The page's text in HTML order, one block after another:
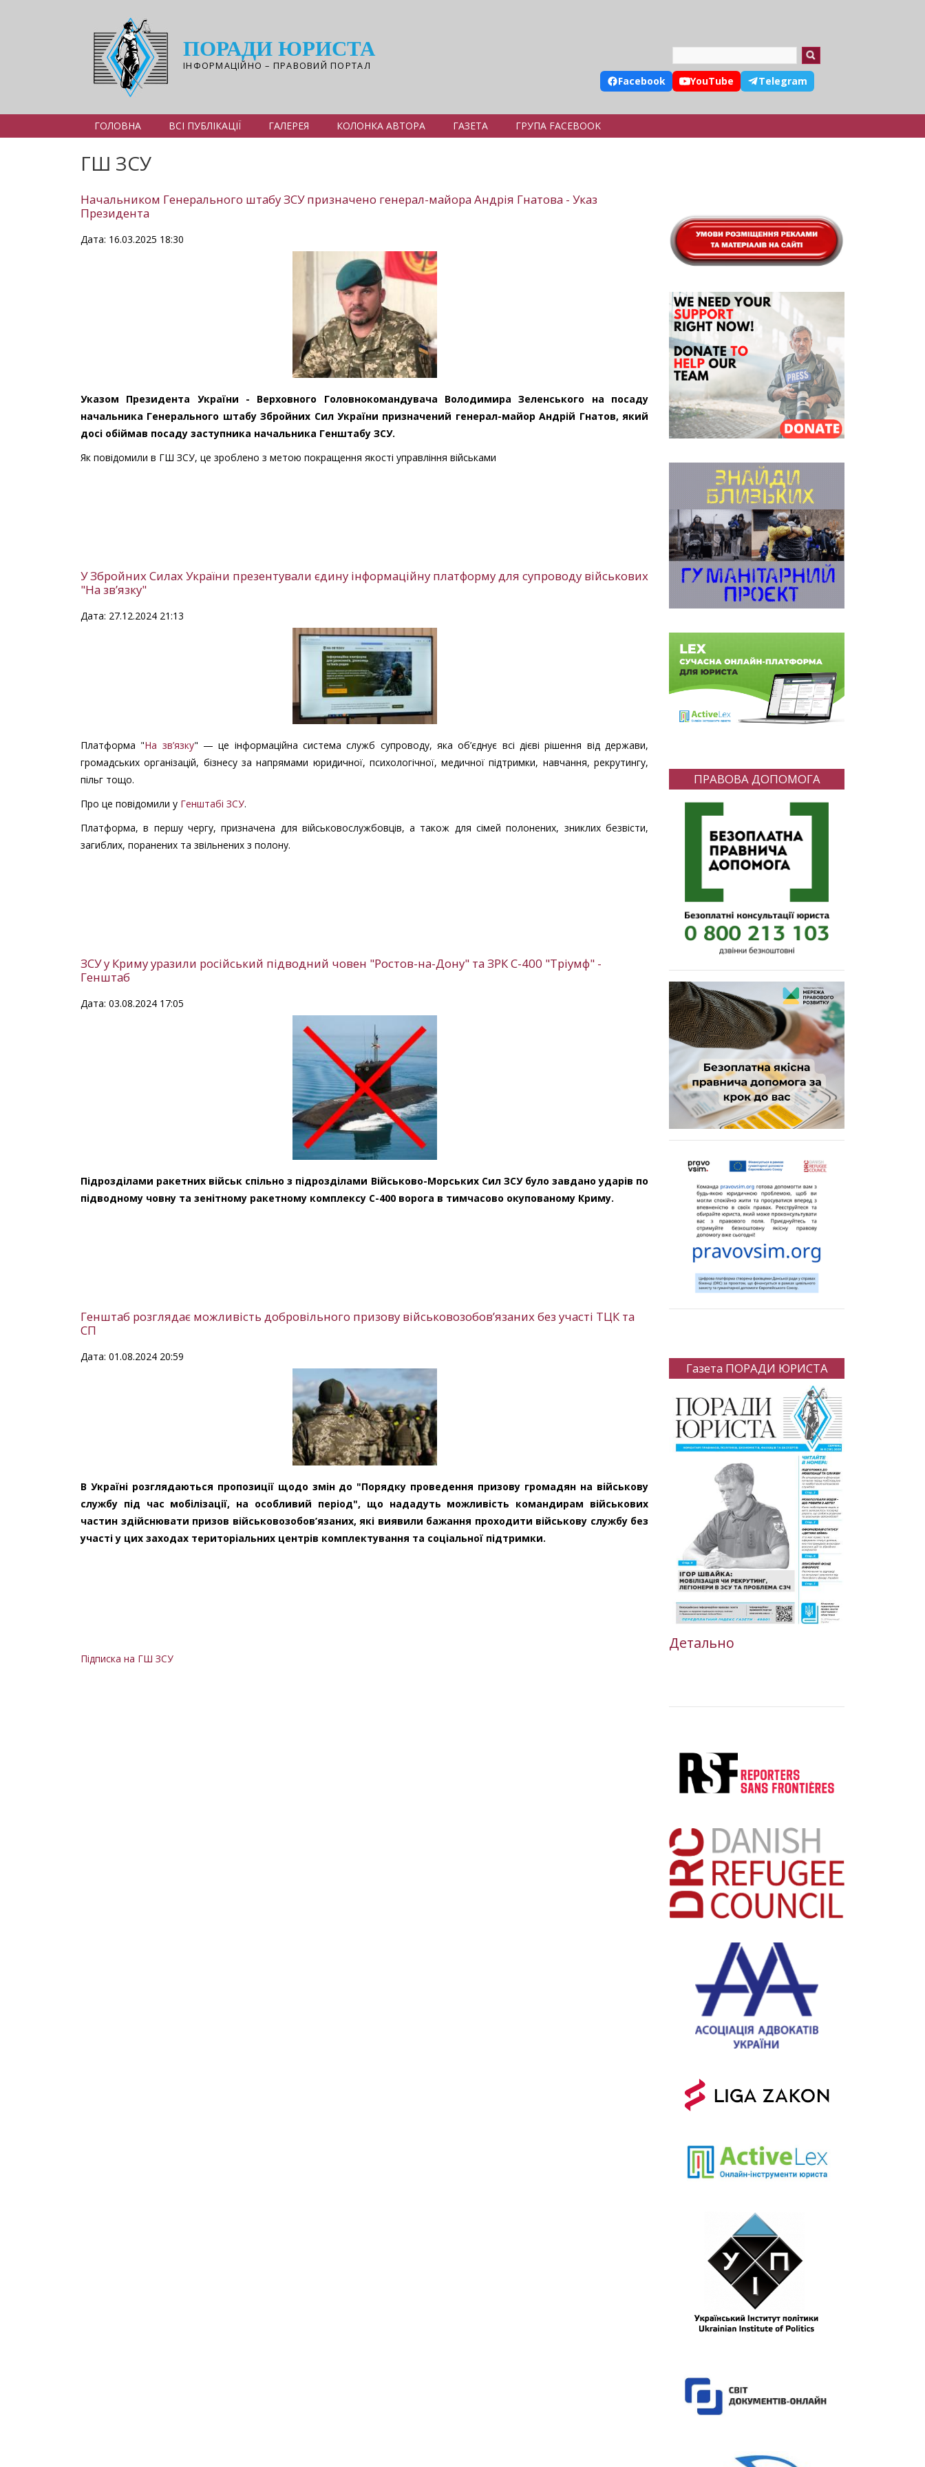
ПОРАДИ ЮРИСТА
ІНФОРМАЦІЙНО – ПРАВОВИЙ ПОРТАЛ
Facebook YouTube Telegram
ГОЛОВНА ВСІ ПУБЛІКАЦІЇ ГАЛЕРЕЯ КОЛОНКА АВТОРА ГАЗЕТА ГРУПА FACEBOOK
ГШ ЗСУ
Начальником Генерального штабу ЗСУ призначено генерал-майора Андрія Гнатова - Указ
Президента
Дата: 16.03.2025 18:30
Указом Президента України - Верховного Головнокомандувача Володимира Зеленського на посаду
начальника Генерального штабу Збройних Сил України призначений генерал-майор Андрій Гнатов, який
досі обіймав посаду заступника начальника Генштабу ЗСУ.
Як повідомили в ГШ ЗСУ, це зроблено з метою покращення якості управління військами
У Збройних Силах України презентували єдину інформаційну платформу для супроводу військових
"На зв’язку"
Дата: 27.12.2024 21:13
Платформа "На зв’язку" — це інформаційна система служб супроводу, яка об’єднує всі дієві рішення від держави,
громадських організацій, бізнесу за напрямами юридичної, психологічної, медичної підтримки, навчання, рекрутингу,
пільг тощо.
Про це повідомили у Генштабі ЗСУ.
Платформа, в першу чергу, призначена для військовослужбовців, а також для сімей полонених, зниклих безвісти,
загиблих, поранених та звільнених з полону.
ЗСУ у Криму уразили російський підводний човен "Ростов-на-Дону" та ЗРК С-400 "Тріумф" -
Генштаб
Дата: 03.08.2024 17:05
Підрозділами ракетних військ спільно з підрозділами Військово-Морських Сил ЗСУ було завдано ударів по
підводному човну та зенітному ракетному комплексу С-400 ворога в тимчасово окупованому Криму.
Генштаб розглядає можливість добровільного призову військовозобов’язаних без участі ТЦК та
СП
Дата: 01.08.2024 20:59
В Україні розглядаються пропозиції щодо змін до "Порядку проведення призову громадян на військову
службу під час мобілізації, на особливий період", що нададуть можливість командирам військових
частин здійснювати призов військовозобов’язаних, які виявили бажання проходити військову службу без
участі у цих заходах територіальних центрів комплектування та соціальної підтримки.
Підписка на ГШ ЗСУ
ПРАВОВА ДОПОМОГА
Газета ПОРАДИ ЮРИСТА
Детально